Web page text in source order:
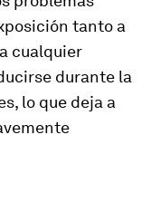
tanto a
cualquier
durante la
lo que deja a